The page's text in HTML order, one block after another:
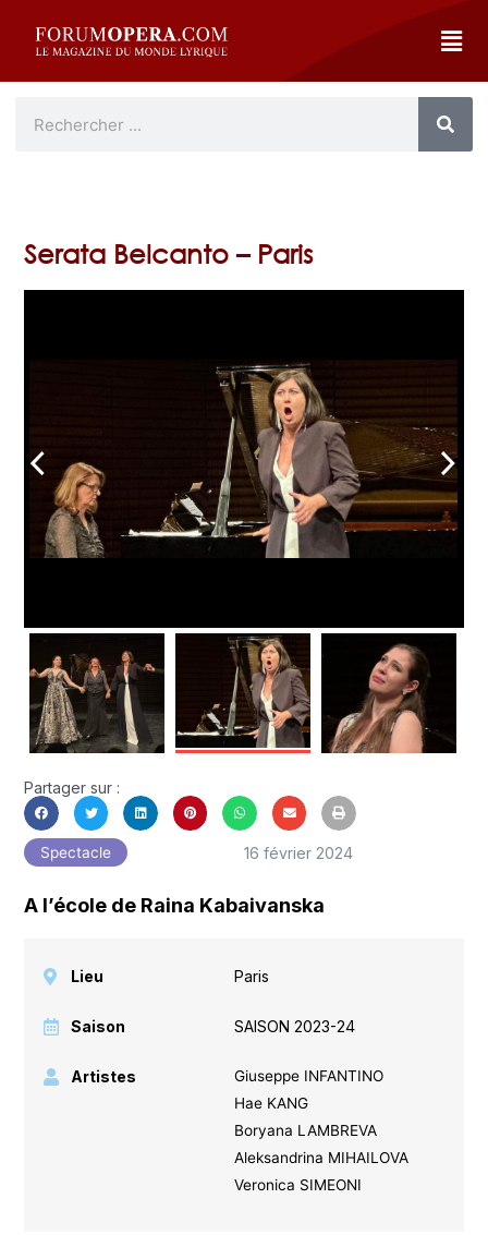
Serata Belcanto – Paris
arrow_back_ios arrow_forward_ios
Partager sur :
Spectacle 16 février 2024
A l’école de Raina Kabaivanska
Lieu Paris
Saison SAISON 2023-24
Artistes
Giuseppe INFANTINO
Hae KANG
Boryana LAMBREVA
Aleksandrina MIHAILOVA
Veronica SIMEONI